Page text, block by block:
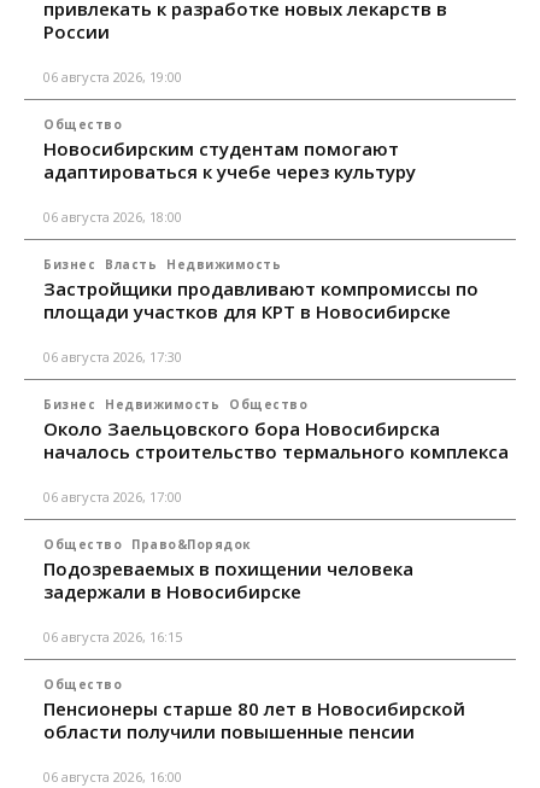
привлекать к разработке новых лекарств в
России
06 августа 2026, 19:00
Общество
Новосибирским студентам помогают
адаптироваться к учебе через культуру
06 августа 2026, 18:00
Бизнес Власть Недвижимость
Застройщики продавливают компромиссы по
площади участков для КРТ в Новосибирске
06 августа 2026, 17:30
Бизнес Недвижимость Общество
Около Заельцовского бора Новосибирска
началось строительство термального комплекса
06 августа 2026, 17:00
Общество Право&Порядок
Подозреваемых в похищении человека
задержали в Новосибирске
06 августа 2026, 16:15
Общество
Пенсионеры старше 80 лет в Новосибирской
области получили повышенные пенсии
06 августа 2026, 16:00